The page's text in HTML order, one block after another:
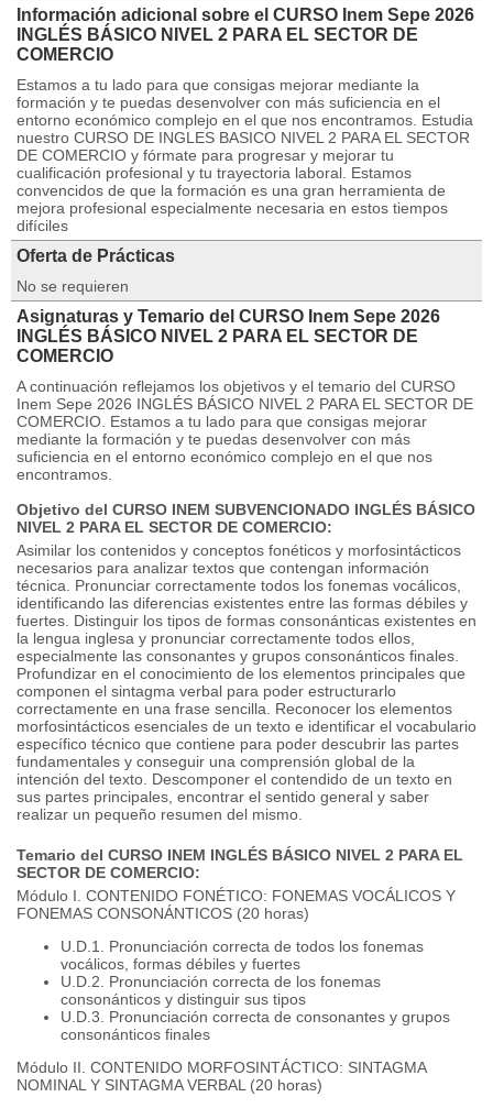
Información adicional sobre el CURSO Inem Sepe 2026
INGLÉS BÁSICO NIVEL 2 PARA EL SECTOR DE
COMERCIO
Estamos a tu lado para que consigas mejorar mediante la
formación y te puedas desenvolver con más suficiencia en el
entorno económico complejo en el que nos encontramos. Estudia
nuestro CURSO DE INGLES BASICO NIVEL 2 PARA EL SECTOR
DE COMERCIO y fórmate para progresar y mejorar tu
cualificación profesional y tu trayectoria laboral. Estamos
convencidos de que la formación es una gran herramienta de
mejora profesional especialmente necesaria en estos tiempos
difíciles
Oferta de Prácticas
No se requieren
Asignaturas y Temario del CURSO Inem Sepe 2026
INGLÉS BÁSICO NIVEL 2 PARA EL SECTOR DE
COMERCIO
A continuación reflejamos los objetivos y el temario del CURSO
Inem Sepe 2026 INGLÉS BÁSICO NIVEL 2 PARA EL SECTOR DE
COMERCIO. Estamos a tu lado para que consigas mejorar
mediante la formación y te puedas desenvolver con más
suficiencia en el entorno económico complejo en el que nos
encontramos.
Objetivo del CURSO INEM SUBVENCIONADO INGLÉS BÁSICO
NIVEL 2 PARA EL SECTOR DE COMERCIO:
Asimilar los contenidos y conceptos fonéticos y morfosintácticos
necesarios para analizar textos que contengan información
técnica. Pronunciar correctamente todos los fonemas vocálicos,
identificando las diferencias existentes entre las formas débiles y
fuertes. Distinguir los tipos de formas consonánticas existentes en
la lengua inglesa y pronunciar correctamente todos ellos,
especialmente las consonantes y grupos consonánticos finales.
Profundizar en el conocimiento de los elementos principales que
componen el sintagma verbal para poder estructurarlo
correctamente en una frase sencilla. Reconocer los elementos
morfosintácticos esenciales de un texto e identificar el vocabulario
específico técnico que contiene para poder descubrir las partes
fundamentales y conseguir una comprensión global de la
intención del texto. Descomponer el contendido de un texto en
sus partes principales, encontrar el sentido general y saber
realizar un pequeño resumen del mismo.
Temario del CURSO INEM INGLÉS BÁSICO NIVEL 2 PARA EL
SECTOR DE COMERCIO:
Módulo I. CONTENIDO FONÉTICO: FONEMAS VOCÁLICOS Y
FONEMAS CONSONÁNTICOS (20 horas)
U.D.1. Pronunciación correcta de todos los fonemas
vocálicos, formas débiles y fuertes
U.D.2. Pronunciación correcta de los fonemas
consonánticos y distinguir sus tipos
U.D.3. Pronunciación correcta de consonantes y grupos
consonánticos finales
Módulo II. CONTENIDO MORFOSINTÁCTICO: SINTAGMA
NOMINAL Y SINTAGMA VERBAL (20 horas)